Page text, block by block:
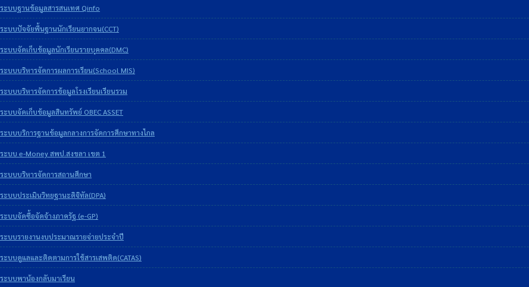
ระบบฐานข้อมูลสารสนเทศ Qinfo
ระบบปัจจัยพื้นฐานนักเรียนยากจน(CCT)
ระบบจัดเก็บข้อมูลนักเรียนรายบุคคล(DMC)
ระบบบริหารจัดการผลการเรียน(School MIS)
ระบบบริหารจัดการข้อมูลโรงเรียนเรียนรวม
ระบบจัดเก็บข้อมูลสินทรัพย์ OBEC ASSET
ระบบบริการฐานข้อมูลกลางการจัดการศึกษาทางไกล
ระบบ e-Money สพป.สงขลา เขต 1
ระบบบริหารจัดการสถานศึกษา
ระบบประเมินวิทยฐานะดิจิทัล(DPA)
ระบบจัดซื้อจัดจ้างภาครัฐ (e-GP)
ระบบรายงานงบประมาณรายจ่ายประจำปี
ระบบดูแลและติดตามการใช้สารเสพติด(CATAS)
ระบบพาน้องกลับมาเรียน